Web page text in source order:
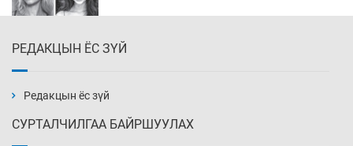
21 цаг 59 мин
РЕДАКЦЫН ЁС ЗҮЙ
Редакцын ёс зүй
СУРТАЛЧИЛГАА БАЙРШУУЛАХ